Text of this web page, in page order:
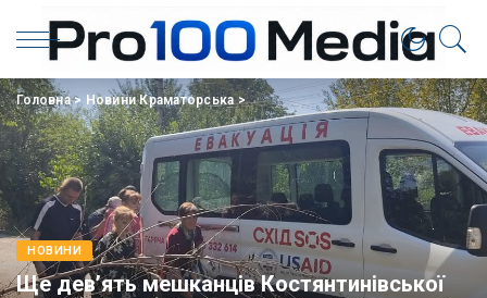
Головна> Новини Краматорська>
НОВИНИ
Ще дев’ять мешканців Костянтинівської